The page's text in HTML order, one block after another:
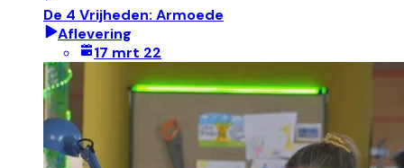
De 4 Vrijheden: Armoede
Aflevering
17 mrt 22